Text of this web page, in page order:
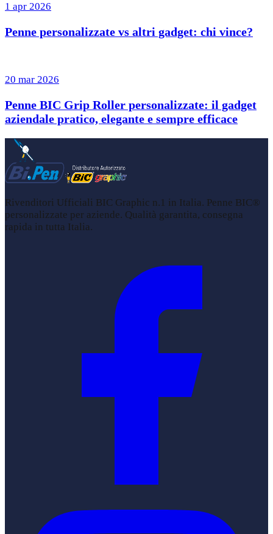
1 apr 2026
Penne personalizzate vs altri gadget: chi vince?
20 mar 2026
Penne BIC Grip Roller personalizzate: il gadget
aziendale pratico, elegante e sempre efficace
Rivenditori Ufficiali BIC Graphic n.1 in Italia. Penne BIC®
personalizzate per aziende. Qualità garantita, consegna
rapida in tutta Italia.